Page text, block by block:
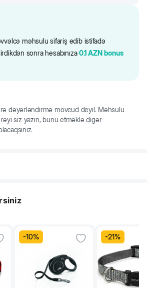
məhsulu sifariş edib istifadə
sonra hesabınıza0.1 AZN bonus
dəyərləndirmə mövcud deyil. Məhsulu
siz yazın, bunu etməklə digər
-10% -21%